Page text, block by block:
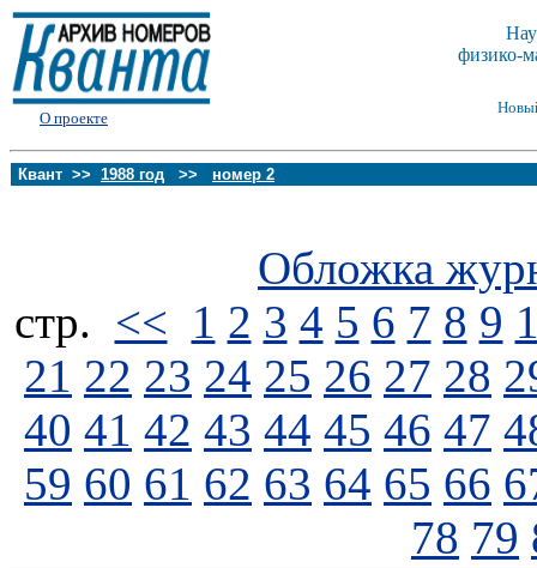
О проекте
физико-
Квант >> 1988 год >> номер 2
Обложка
стp. << 1 2 3 4 5 6 7 8 9
21 22 23 24 25 26 27 28
40 41 42 43 44 45 46 47
59 60 61 62 63 64 65 66
78 79